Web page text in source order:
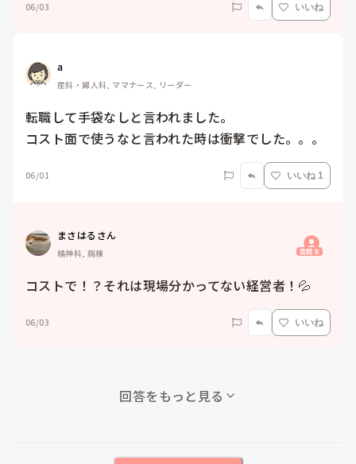
06/03 いいね
a
産科・婦人科, ママナース, リーダー
転職して手袋なしと言われました。
コスト面で使うなと言われた時は衝撃でした。。。
06/01 いいね 1
まさはるさん
精神科, 病棟 質問主
コストで！？それは現場分かってない経営者！💦
06/03 いいね
回答をもっと見る